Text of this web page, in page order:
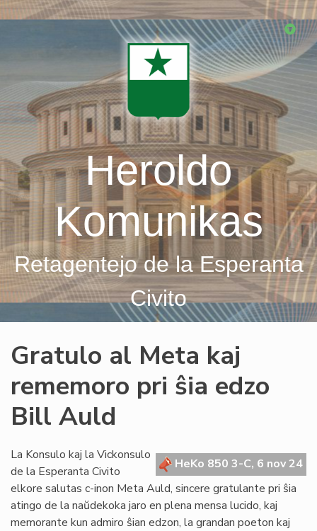
Skip
Heroldo
Komunikas
Retagentejo de la Esperanta
Civito
Gratulo al Meta kaj
rememoro pri ŝia edzo
Bill Auld
HeKo 850 3-C, 6 nov 24
La Konsulo kaj la Vickonsulo
de la Esperanta Civito
elkore salutas c-inon Meta Auld, sincere gratulante pri ŝia
atingo de la naŭdekoka jaro en plena mensa lucido, kaj
memorante kun admiro ŝian edzon, la grandan poeton kaj